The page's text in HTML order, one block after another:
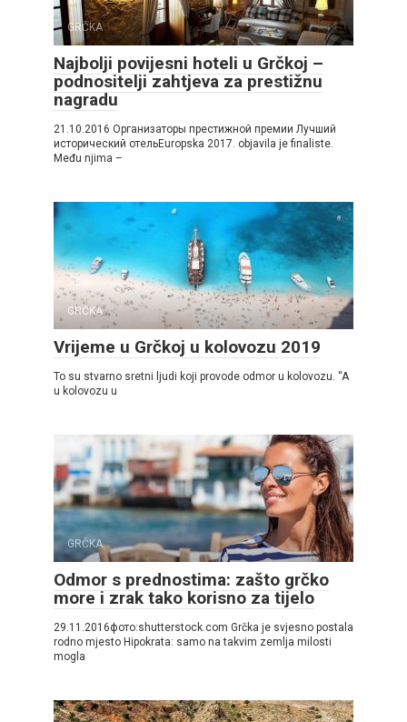
GRČKA
Najbolji povijesni hoteli u Grčkoj –
podnositelji zahtjeva za prestižnu
nagradu
21.10.2016 Организаторы престижной премии Лучший
исторический отельEuropska 2017. objavila je finaliste.
Među njima –
GRČKA
Vrijeme u Grčkoj u kolovozu 2019
To su stvarno sretni ljudi koji provode odmor u kolovozu. “A
u kolovozu u
GRČKA
Odmor s prednostima: zašto grčko
more i zrak tako korisno za tijelo
29.11.2016фото:shutterstock.com Grčka je svjesno postala
rodno mjesto Hipokrata: samo na takvim zemlja milosti
mogla